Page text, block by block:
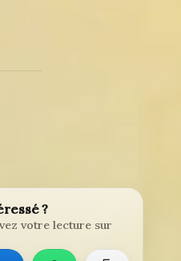
?
votre lecture sur